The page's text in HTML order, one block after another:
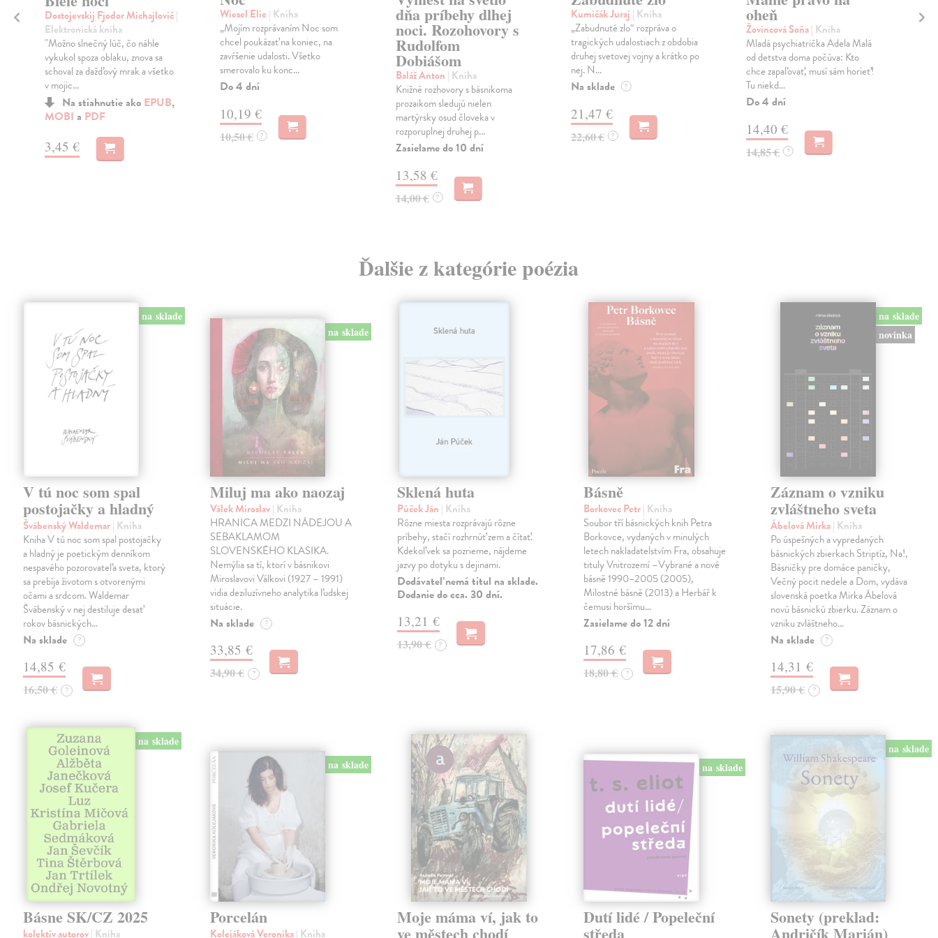
Dostojevskij Fjodor Michajlovič|
Elektronická kniha
"Možno slnečný lúč, čo náhle
vykukol spoza oblaku, znova sa
schoval za dažďový mrak a všetko
v mojic...
Na stiahnutie ako EPUB,
MOBI a PDF
3,45 €
Wiesel Elie | Kniha
„Mojím rozprávaním Noc som
chcel poukázať na koniec, na
zavŕšenie udalosti. Všetko
smerovalo ku konc...
Do 4 dní
10,19 €
10,50 € ?
dňa príbehy dlhej
noci. Rozohovory s
Rudolfom
Dobiášom
Baláž Anton | Kniha
Knižné rozhovory s básnikoma
prozaikom sledujú nielen
martýrsky osud človeka v
rozporuplnej druhej p...
Zasielame do 10 dní
13,58 €
14,00 € ?
Kumičák Juraj | Kniha
„Zabudnuté zlo“ rozpráva o
tragických udalostiach z obdobia
druhej svetovej vojny a krátko po
nej. N...
Na sklade ?
21,47 €
22,60 € ?
oheň
Žovincová Soňa| Kniha
Mladá psychiatrička Adela Malá
od detstva doma počúva: Kto
chce zapaľovať, musí sám horieť!
Tu niekd...
Do 4 dní
14,40 €
14,85 € ?
Ďalšie z kategórie poézia
na sklade
V tú noc som spal
postojačky a hladný
Švábenský Waldemar| Kniha
Kniha V tú noc som spal postojačky
a hladný je poetickým denníkom
nespavého pozorovateľa sveta, ktorý
sa prebíja životom s otvorenými
očami a srdcom. Waldemar
Švábenský v nej destiluje desať
rokov básnických…
Na sklade ?
14,85 €
16,50 € ?
na sklade
Miluj ma ako naozaj
Válek Miroslav| Kniha
HRANICA MEDZI NÁDEJOU A
SEBAKLAMOM
SLOVENSKÉHO KLASIKA.
Nemýlia sa tí, ktorí v básnikovi
Miroslavovi Válkovi (1927 – 1991)
vidia deziluzívneho analytika ľudskej
situácie.
Na sklade ?
33,85 €
34,90 € ?
Sklená huta
Púček Ján | Kniha
Rôzne miesta rozprávajú rôzne
príbehy, stačí rozhrnúť zem a čítať.
Kdekoľvek sa pozrieme, nájdeme
jazvy po dotyku s dejinami.
Dodávateľ nemá titul na sklade.
Dodanie do cca. 30 dní.
13,21 €
13,90 € ?
Básně
Borkovec Petr| Kniha
Soubor tří básnických knih Petra
Borkovce, vydaných v minulých
letech nakladatelstvím Fra, obsahuje
tituly Vnitrozemí –Vybrané a nové
básně 1990–2005 (2005),
Milostné básně (2013) a Herbář k
čemusi horšímu…
Zasielame do 12 dní
17,86 €
18,80 € ?
na sklade
novinka
Záznam o vzniku
zvláštneho sveta
Ábelová Mirka| Kniha
Po úspešných a vypredaných
básnických zbierkach Striptíz, Na!,
Básničky pre domáce paničky,
Večný pocit nedele a Dom, vydáva
slovenská poetka Mirka Ábelová
novú básnickú zbierku. Záznam o
vzniku zvláštneho…
Na sklade ?
14,31 €
15,90 € ?
na sklade
Básne SK/CZ 2025
kolektív autorov| Kniha
na sklade
Porcelán
Kolejáková Veronika| Kniha
Moje máma ví, jak to
na sklade
Dutí lidé / Popeleční
na sklade
Sonety (preklad: